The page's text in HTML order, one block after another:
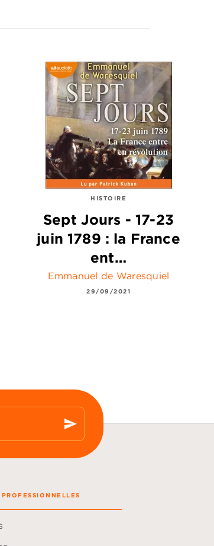
HISTOIRE
Sept Jours - 17-23
juin 1789 : la France
ent…
Emmanuel de Waresquiel
29/09/2021
send